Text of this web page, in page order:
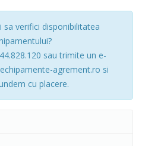
sa verifici disponibilitatea
sau trimite un e-
agrement.ro si
cu placere.